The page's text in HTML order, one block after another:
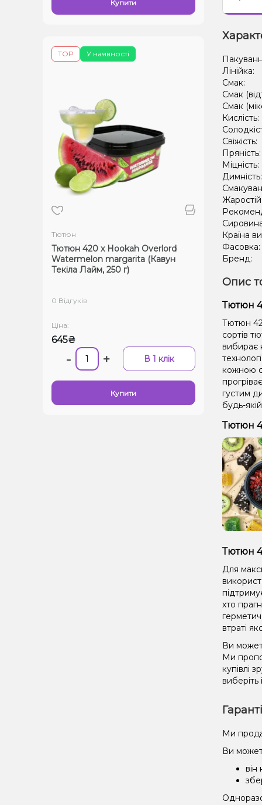
Купити
У наявності
TOP
Тютюн
Тютюн 420 x Hookah Overlord
Watermelon margarita (Кавун
Текіла Лайм, 250 г)
0 Відгуків
Ціна:
645₴
- + В 1 клік
Купити
Лінійка:
Смак:
Смак
Смак
Кислість:
Свіжість:
Пряність:
Міцність:
Димність:
Країна
Фасовка:
Бренд:
Опис
Тютюн
Тютюн
сортів
вибирає
кожною
густим
будь-
Тютюн
Тютюн
Для
хто
втраті
Ви
Ми
купівлі
Ми
Ви